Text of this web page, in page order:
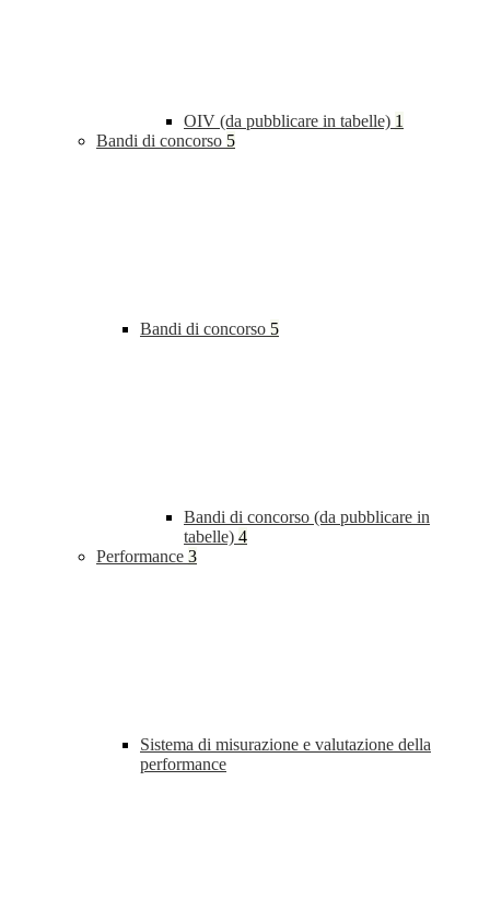
OIV (da pubblicare in tabelle) 1
Bandi di concorso 5
Bandi di concorso 5
Bandi di concorso (da pubblicare in
tabelle) 4
Performance 3
Sistema di misurazione e valutazione della
performance